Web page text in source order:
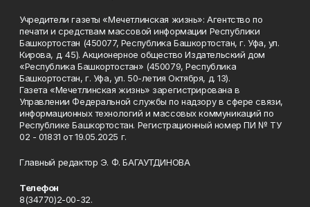
Учредители газеты «Мечетлинская жизнь»: Агентство по
печати и средствам массовой информации Республики
Башкортостан (450077, Республика Башкортостан, г. Уфа, ул.
Кирова, д. 45). Акционерное общество Издательский дом
«Республика Башкортостан» (450079, Республика
Башкортостан, г. Уфа, ул. 50-летия Октября, д. 13).
Газета «Мечетлинская жизнь» зарегистрирована в
Управлении Федеральной службы по надзору в сфере связи,
информационных технологий и массовых коммуникаций по
Республике Башкортостан. Регистрационный номер ПИ № ТУ
02 - 01831 от 19.05.2025 г.
Главный редактор Э. Ф. БАГАУТДИНОВА
Телефон
8(34770)2-00-32.